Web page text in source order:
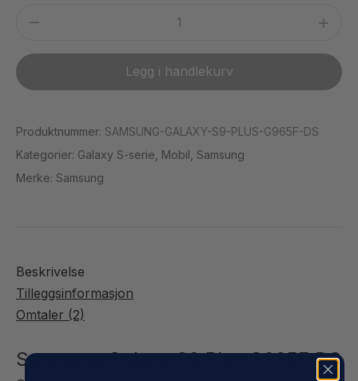
Samsung
S9
Plus
DS
(brukt)
antall
Legg i handlekurv
Produktnummer: SAMSUNG-GALAXY-S9-PLUS-G965F-DS
Kategorier: Galaxy S-serie Mobil Samsung
Merke: Samsung
Beskrivelse
Tilleggsinformasjon
Omtaler (2)
Samsung Galaxy S9 Plus G965F DS